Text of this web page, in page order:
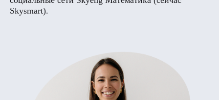
Skysmart).